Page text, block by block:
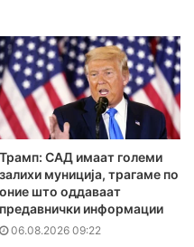
Трамп: САД имаат големи
залихи муниција, трагаме по
оние што оддаваат
предавнички информации
06.08.2026 09:22